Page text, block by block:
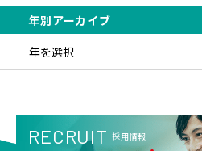
年別アーカイブ
RECRUIT 採用情報